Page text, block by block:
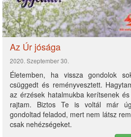
Az Úr jósága
2020. Szeptember 30.
Életemben, ha vissza gondolok
csüggedt és reményvesztett.
az érzések hatalmukba kerítsenek
rajtam. Biztos Te is voltál már
gondoltad feladod, mert nem látsz
csak nehézségeket.